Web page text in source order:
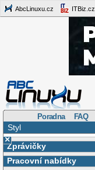
AbcLinuxu.cz ITBiz.cz
Poradna FAQ
Styl
×
Zprávičky
Pracovní nabídky